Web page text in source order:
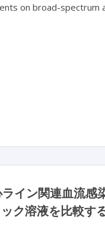
on broad-spectrum
イン関連血流感
ク溶液を比較す